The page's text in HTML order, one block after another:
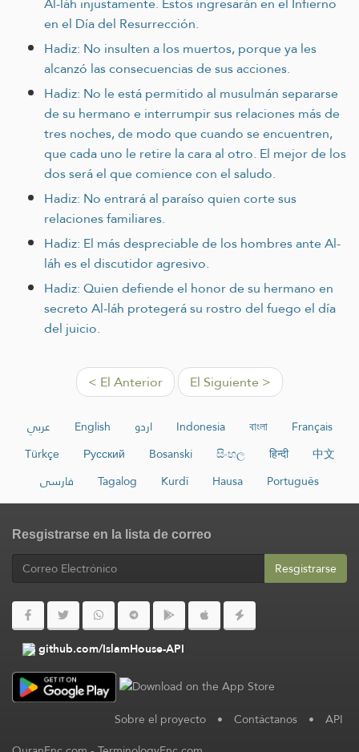
en el Día del Resurrección.
Hadiz: No insulten a los muertos, porque ya les
alcanzó las consecuencias de sus acciones.
Hadiz: No le está permitido al musulmán separarse
de su hermano e interrumpir sus relaciones más de
tres noches, de modo que cuando se encuentren,
que cada uno le retire la cara al otro. El mejor de los
dos será el que comience con el saludo.
Hadiz: No entrará al paraíso quien corte sus
relaciones familiares.
Hadiz: El más despreciable de los hombres ante Al-
láh es el discutidor agresivo.
Hadiz: Quien defiende el honor de su hermano en
secreto Al-láh protegerá su rostro del fuego el día
del juicio.
< El Anterior El Siguiente >
عربي English اردو Indonesia বাংলা
Français
Türkçe
Русский Bosanski සිංහල हिन्दी
中文
فارسی
Tagalog Kurdî Hausa Português
Resgistrarse en la lista de correo
Resgistrarse
github.com/IslamHouse-API
Sobre el proyecto • Contáctanos • API